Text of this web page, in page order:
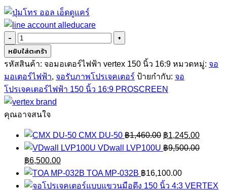
จำนวน
จอ
โปรเจคเตอร์
ไฟฟ้า
150
นิ้ว
16:9
ชิ้น
หยิบใส่ตะกร้า
รหัสสินค้า: จอมอเตอร์ไฟฟ้า vertex 150 นิ้ว 16:9 หมวดหมู่: จอ
มอเตอร์ไฟฟ้า, จอรับภาพโปรเจคเตอร์ ป้ายกำกับ: จอ
โปรเจคเตอร์ไฟฟ้า 150 นิ้ว 16:9 PROSCREEN
คุณอาจสนใจ
CMX DU-50 ฿1,460.00 Original
price
฿1,460.00.
฿1,245.00Current
price
VDwall LVP100U ฿9,500.00
Original
price
was:
฿6,500.00Current
price
is:
TOA MP-032B ฿16,100.00